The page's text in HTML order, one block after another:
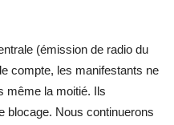
(émission de radio du
compte, les manifestants ne
même la moitié. Ils
blocage. Nous continuerons